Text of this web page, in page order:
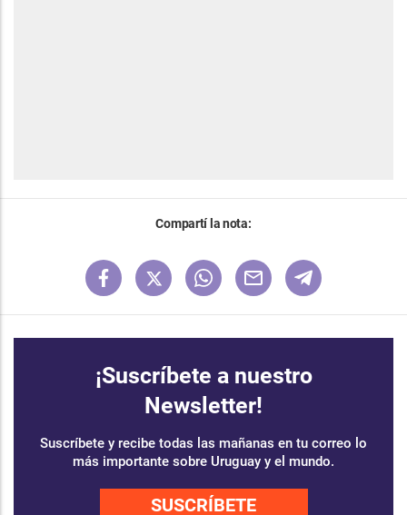
Compartí la nota:
¡Suscríbete a nuestro
Newsletter!
Suscríbete y recibe todas las mañanas en tu correo lo
más importante sobre Uruguay y el mundo.
SUSCRÍBETE